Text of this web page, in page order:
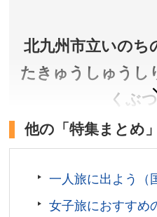
北九州市立いの
たきゅうしゅうし
くぶ
生命の進化の道筋と人の
す。
福岡県北九州市
他の「特集まとめ
一人旅に出よう（
女子旅におすすめ